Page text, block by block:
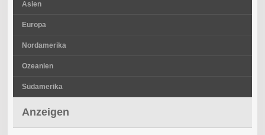
Asien
Europa
Nordamerika
Ozeanien
Südamerika
Anzeigen